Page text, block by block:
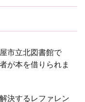
市立北図書館で
が本を借りられま
決するレファレン